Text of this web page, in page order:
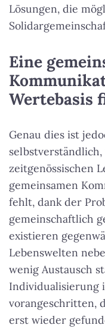
Lösungen, die
Eine
Wertebasis
Genau dies ist
zeitgenössischen
gemeinsamen
fehlt, dank der
gemeinschaftlich
existieren
Lebenswelten
wenig Austausch
Individualisierung
vorangeschritten,
erst wieder